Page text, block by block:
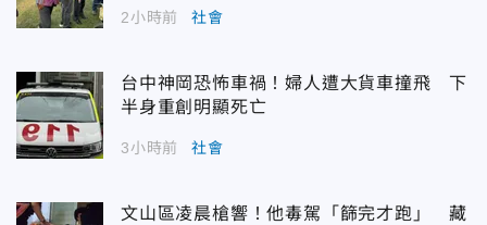
2小時前 社會
台中神岡恐怖車禍！婦人遭大貨車撞飛 下
半身重創明顯死亡
3小時前 社會
文山區凌晨槍響！他毒駕「篩完才跑」 藏